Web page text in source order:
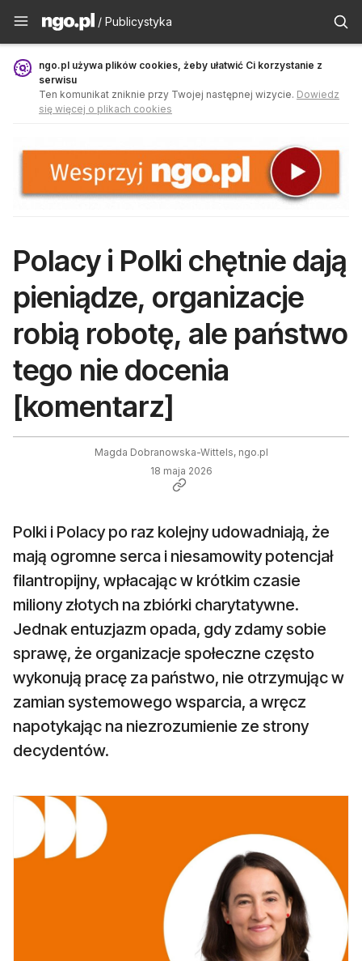
Publicystyka - ngo.pl
/ Publicystyka
ngo.pl używa plików cookies, żeby ułatwić Ci korzystanie z
serwisu
Ten komunikat zniknie przy Twojej następnej wizycie. Dowiedz
się więcej o plikach cookies
Polacy i Polki chętnie dają
pieniądze, organizacje
robią robotę, ale państwo
tego nie docenia
[komentarz]
Magda Dobranowska-Wittels, ngo.pl
18 maja 2026
Polki i Polacy po raz kolejny udowadniają, że
mają ogromne serca i niesamowity potencjał
filantropijny, wpłacając w krótkim czasie
miliony złotych na zbiórki charytatywne.
Jednak entuzjazm opada, gdy zdamy sobie
sprawę, że organizacje społeczne często
wykonują pracę za państwo, nie otrzymując w
zamian systemowego wsparcia, a wręcz
napotykając na niezrozumienie ze strony
decydentów.